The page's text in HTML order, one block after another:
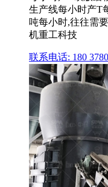
生产线每小时产T
吨每小时,往往需
机重工科技
联系电话: 180